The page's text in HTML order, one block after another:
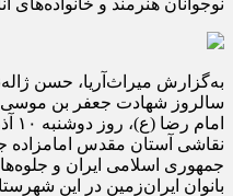
به‌گزارش میراث‌آریا، حسن
سالروز شهادت جعفر بن
نقاشی آستان مقدس امامزاده
جمهوری اسلامی ایران و
بانوان ایران‌زمین در این